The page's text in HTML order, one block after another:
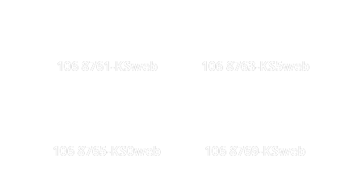
106 8761-KSweb 106 8763-KS5web
106 8765-KS0web 106 8769-KSweb